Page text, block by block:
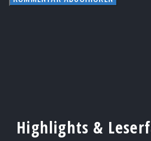
Highlights &